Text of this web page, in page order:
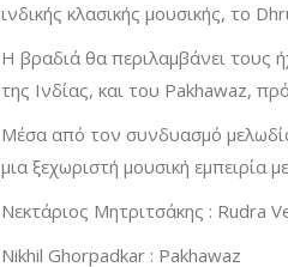
ινδικής κλασικής μουσικής, το
Η βραδιά θα περιλαμβάνει τους
της Ινδίας, και του Pakhawaz,
Μέσα από τον συνδυασμό
μια ξεχωριστή μουσική εμπειρία
Νεκτάριος Μητριτσάκης : Rudra
Nikhil Ghorpadkar : Pakhawaz